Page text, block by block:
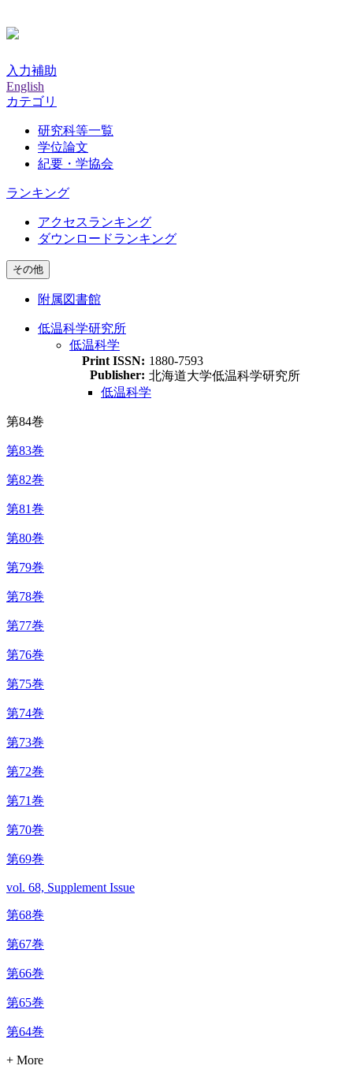
入力補助
English
カテゴリ
研究科等一覧
学位論文
紀要・学協会
ランキング
アクセスランキング
ダウンロードランキング
その他
附属図書館
低温科学研究所
低温科学
Print ISSN: 1880-7593
Publisher: 北海道大学低温科学研究所
低温科学
第84巻
第83巻
第82巻
第81巻
第80巻
第79巻
第78巻
第77巻
第76巻
第75巻
第74巻
第73巻
第72巻
第71巻
第70巻
第69巻
vol. 68, Supplement Issue
第68巻
第67巻
第66巻
第65巻
第64巻
+ More